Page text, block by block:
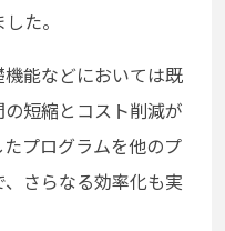
た。
能などにおいては既
短縮とコスト削減が
プログラムを他のプ
さらなる効率化も実